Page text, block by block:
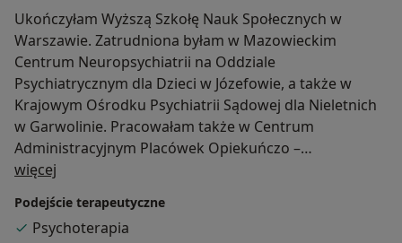
Ukończyłam Wyższą Szkołę Nauk Społecznych w
Warszawie. Zatrudniona byłam w Mazowieckim
Centrum Neuropsychiatrii na Oddziale
Psychiatrycznym dla Dzieci w Józefowie, a także w
Krajowym Ośrodku Psychiatrii Sądowej dla Nieletnich
w Garwolinie. Pracowałam także w Centrum
Administracyjnym Placówek Opiekuńczo –
Wychowawczych w Pęcherach. Zajmuje się
oraz młodzieży, a także prowadzę spotkania
indywidualne. Jestem seksuologiem, ukończyłam
więcej
Podejście terapeutyczne
Psychoterapia